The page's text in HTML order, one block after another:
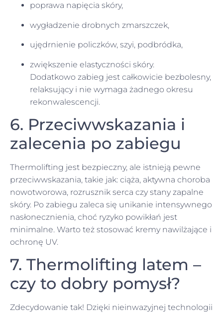
poprawa napięcia skóry,
wygładzenie drobnych zmarszczek,
ujędrnienie policzków, szyi, podbródka,
zwiększenie elastyczności skóry.
Dodatkowo zabieg jest całkowicie bezbolesny,
relaksujący i nie wymaga żadnego okresu
rekonwalescencji.
6. Przeciwwskazania i
zalecenia po zabiegu
Thermolifting jest bezpieczny, ale istnieją pewne
przeciwwskazania, takie jak: ciąża, aktywna choroba
nowotworowa, rozrusznik serca czy stany zapalne
skóry. Po zabiegu zaleca się unikanie intensywnego
nasłonecznienia, choć ryzyko powikłań jest
minimalne. Warto też stosować kremy nawilżające i
ochronę UV.
7. Thermolifting latem –
czy to dobry pomysł?
Zdecydowanie tak! Dzięki nieinwazyjnej technologii